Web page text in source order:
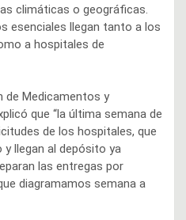
climáticas o geográficas.
esenciales llegan tanto a los
a hospitales de
de Medicamentos y
que “la última semana de
de los hospitales, que
llegan al depósito ya
las entregas por
diagramamos semana a